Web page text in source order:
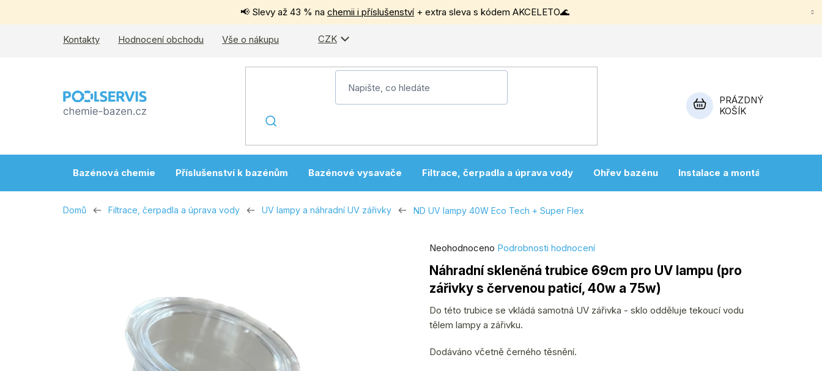
📢 Slevy až 43 % na chemii i příslušenství + extra sleva s kódem AKCELETO🌊
Kontakty Hodnocení obchodu Vše o nákupu CZK
NÁKUPNÍ
PRÁZDNÝ
KOŠÍK
Bazénová chemie Příslušenství k bazénům Bazénové vysavače Filtrace, čerpadla a úprava vody Ohřev bazénu Instalace a montáž
Domů Filtrace, čerpadla a úprava vody UV lampy a náhradní UV zářivky ND UV lampy 40W Eco Tech + Super Flex
Náhradní skleněná trubice 69cm pro UV lampu (pro
zářivky s červenou paticí, 40w a 75w)
Průměrné
produktu
je
0,0
z
hvězdiček.
Neohodnoceno Podrobnosti hodnocení
Do této trubice se vkládá samotná UV zářivka - sklo odděluje tekoucí vodu
tělem lampy a zářivku.
Dodáváno včetně černého těsnění.